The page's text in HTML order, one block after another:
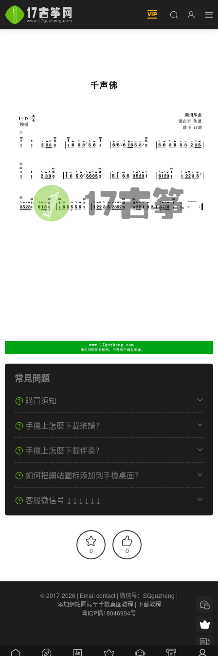
常見問題
購買須知
手機上怎麽下載樂譜？
手機上怎麽下載伴奏？
如何把網站圖标添加到手機桌面？
客服微信号 ↓↓↓↓↓↓
0 0
© 2017-2026 | Email contact | 微信号：SQguzheng |
添加網站圖标至手機桌面教程| 下載教程
粵ICP備18046904号